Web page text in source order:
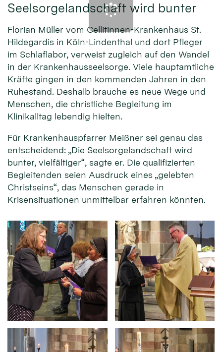
Seelsorgelandschaft wird bunter
Florian Müller vom Cellitinnen-Krankenhaus St.
Hildegardis in Köln-Lindenthal und dort Pfleger
im Schlaflabor, verweist zugleich auf den Wandel
in der Krankenhausseelsorge. Viele hauptamtliche
Kräfte gingen in den kommenden Jahren in den
Ruhestand. Deshalb brauche es neue Wege und
Menschen, die christliche Begleitung im
Klinikalltag lebendig hielten.
Für Krankenhauspfarrer Meißner sei genau das
entscheidend: „Die Seelsorgelandschaft wird
bunter, vielfältiger“, sagte er. Die qualifizierten
Begleitenden seien Ausdruck eines „gelebten
Christseins“, das Menschen gerade in
Krisensituationen unmittelbar erfahren könnten.